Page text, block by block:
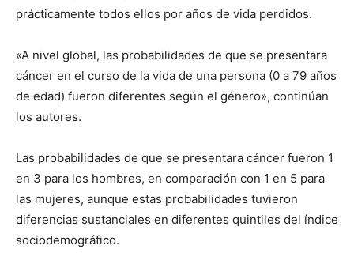
prácticamente todos ellos por años de vida perdidos.
«A nivel global, las probabilidades de que se presentara
cáncer en el curso de la vida de una persona (0 a 79 años
de edad) fueron diferentes según el género», continúan
los autores.
Las probabilidades de que se presentara cáncer fueron 1
en 3 para los hombres, en comparación con 1 en 5 para
las mujeres, aunque estas probabilidades tuvieron
diferencias sustanciales en diferentes quintiles del índice
sociodemográfico.